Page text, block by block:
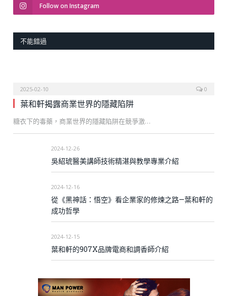
Follow on Instagram
不能錯過
2025-02-10 0
葉和軒揭露商業世界的隱藏陷阱
糖衣下的毒藥，商業世界的隱藏陷阱在競爭激…
2024-12-26
吳紹琥醫美講師技術精湛與教學專業介紹
2024-12-16
從《黑神話：悟空》看企業家的修煉之路—葉和軒的
成功哲學
2024-12-15
葉和軒的907X品牌電商和調香師介紹